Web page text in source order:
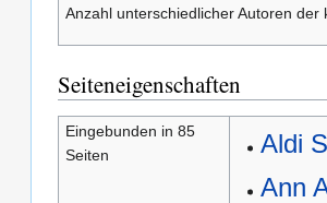
Anzahl unterschiedlicher Autoren
Seiteneigenschaften
Eingebunden in 85
Seiten
Aldi
Ann